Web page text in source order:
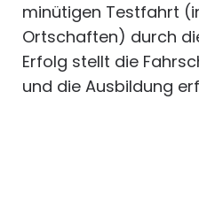
minütigen Testfahrt
Ortschaften) durch
Erfolg stellt die
und die Ausbildung